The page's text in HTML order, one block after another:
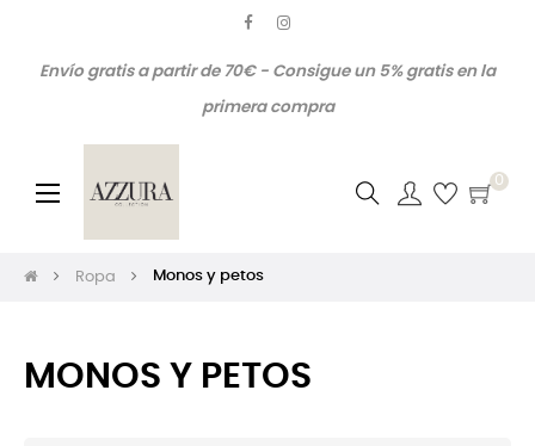
Envío gratis a partir de 70€ - Consigue un 5% gratis en la
primera compra
Navegación
palanca
☰
0
Ropa Monos y petos
MONOS Y PETOS